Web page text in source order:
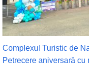
Complexul Turistic de
Petrecere aniversară